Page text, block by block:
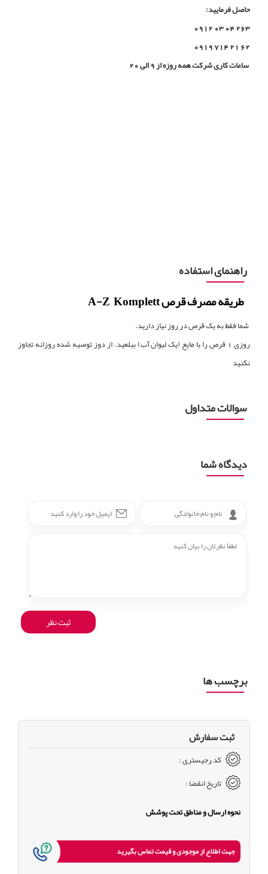
حاصل فرمایید:
263 04 03 0912
62 21 714 0919
ساعات کاری شرکت همه روزه از 9 الی 20
راهنمای استفاده
طریقه مصرف قرص A-Z Komplett
شما فقط به یک قرص در روز نیاز دارید.
روزی 1 قرص را با مایع (یک لیوان آب) ببلعید. از دوز توصیه شده روزانه تجاوز
نکنید
سوالات متداول
دیدگاه شما
برچسب ها
ثبت سفارش
کد رجیستری :
تاریخ انقضا :
نحوه ارسال و مناطق تحت پوشش
جهت اطلاع از موجودی و قیمت تماس بگیرید